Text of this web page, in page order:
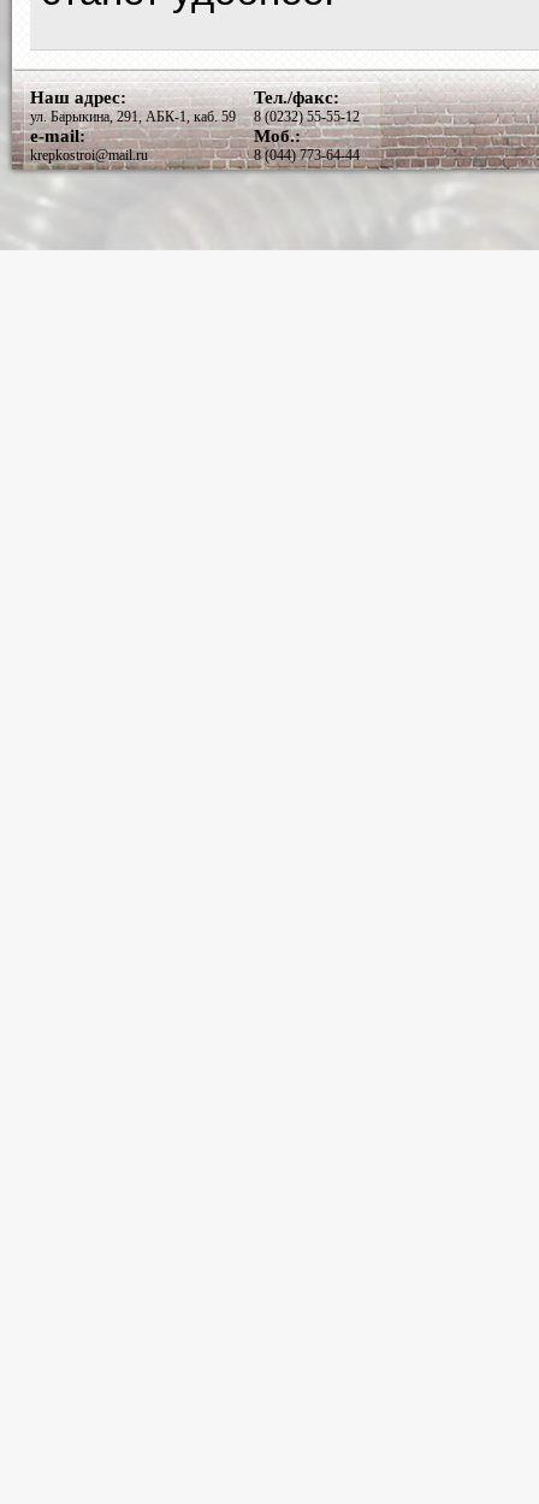
Наш адрес:
ул. Барыкина, 291, АБК-1, каб. 59
e-mail:
krepkostroi@mail.ru
Тел./факс:
8 (0232) 55-55-12
Моб.:
8 (044) 773-64-44